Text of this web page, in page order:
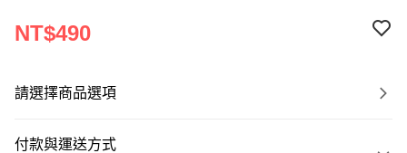
NT$490
請選擇商品選項
付款與運送方式